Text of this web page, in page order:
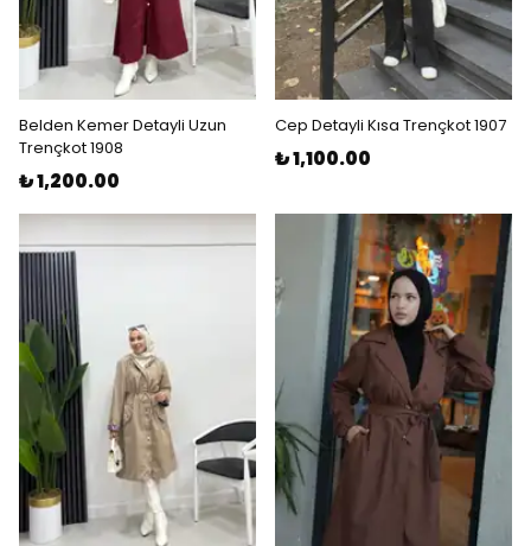
Belden Kemer Detayli Uzun
Trençkot 1908
₺ 1,200.00
Cep Detayli Kısa Trençkot 1907
₺ 1,100.00